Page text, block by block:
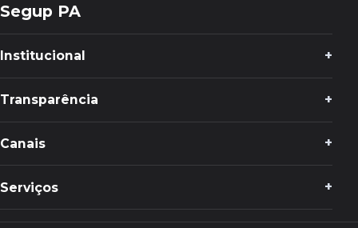
Segup PA
Institucional
Transparência
Canais
Serviços